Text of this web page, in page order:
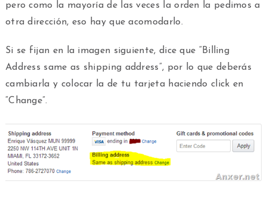
pero como la mayoría de las veces la orden la pedimos a
otra dirección, eso hay que acomodarlo.
Si se fijan en la imagen siguiente, dice que “Billing
Address same as shipping address”, por lo que deberás
cambiarla y colocar la de tu tarjeta haciendo click en
“Change”.